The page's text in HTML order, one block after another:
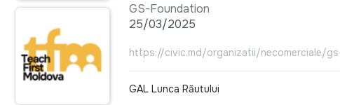
GS-Foundation
25/03/2025
https://civic.md/organizatii/necomerciale/
GAL Lunca Răutului